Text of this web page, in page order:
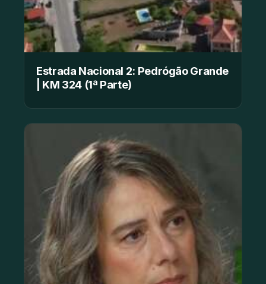
Estrada Nacional 2: Pedrógão Grande
| KM 324 (1ª Parte)